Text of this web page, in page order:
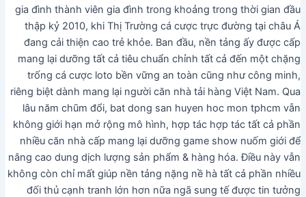
gia đình thành viên gia đình trong khoảng trong thời gian đầu
thập kỷ 2010, khi Thị Trường cá cược trực đường tại châu Á
đang cải thiện cao trẻ khỏe. Ban đầu, nền tảng ấy được cấp
mang lại dưỡng tất cả tiêu chuẩn chỉnh tất cả đến một chặng
trống cá cược loto bền vững an toàn cũng như công minh,
riêng biệt dành mang lại người căn nhà tải hàng Việt Nam. Qua
lâu năm chũm đổi, bat dong san huyen hoc mon tphcm vẫn
không giới hạn mở rộng mô hình, hợp tác hợp tác tất cả phần
nhiều căn nhà cấp mang lại dưỡng game show nuốm giới để
nâng cao dung dịch lượng sản phẩm & hàng hóa. Điều này vẫn
không còn chỉ mất giúp nền tảng nặng nề hà tất cả phần nhiều
đối thủ cạnh tranh lớn hơn nữa ngã sung tế được tin tưởng